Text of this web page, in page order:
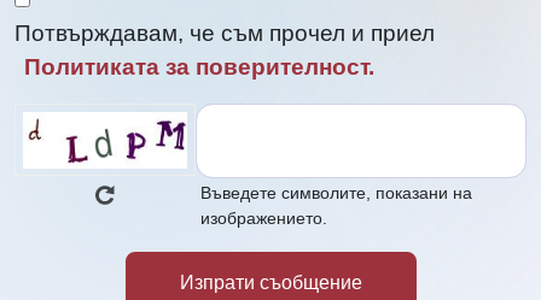
Потвърждавам, че съм прочел и приел
Политиката за поверителност.
Въведете символите, показани на
изображението.